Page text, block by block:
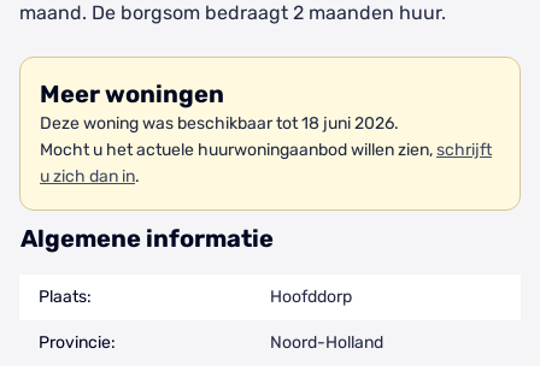
maand. De borgsom bedraagt 2 maanden huur.
Meer woningen
Deze woning was beschikbaar tot 18 juni 2026.
Mocht u het actuele huurwoningaanbod willen zien,schrijft
u zich dan in.
Algemene informatie
Plaats: Hoofddorp
Provincie: Noord-Holland